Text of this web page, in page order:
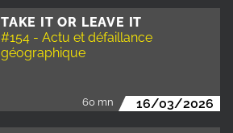
TAKE IT OR LEAVE IT
#154 - Actu et défaillance
géographique
60 mn 16/03/2026